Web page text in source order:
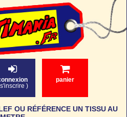
s'inscrire )
panier
OU RÉFÉRENCE UN TISSU AU